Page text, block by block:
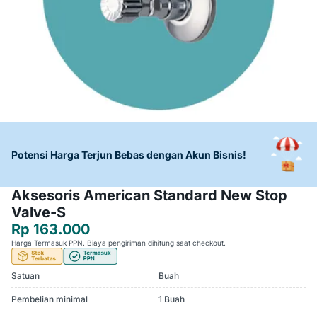
Potensi Harga Terjun Bebas dengan Akun Bisnis!
Aksesoris American Standard New Stop
Valve-S
Rp 163.000
Harga Termasuk PPN. Biaya pengiriman dihitung saat checkout.
Satuan Buah
Pembelian minimal 1 Buah